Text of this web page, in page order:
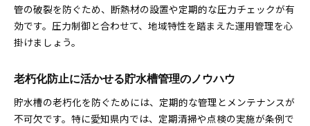
管の破裂を防ぐため、断熱材の設置や定期的な圧力チェックが有
効です。圧力制御と合わせて、地域特性を踏まえた運用管理を心
掛けましょう。
老朽化防止に活かせる貯水槽管理のノウハウ
貯水槽の老朽化を防ぐためには、定期的な管理とメンテナンスが
不可欠です。特に愛知県内では、定期清掃や点検の実施が条例で